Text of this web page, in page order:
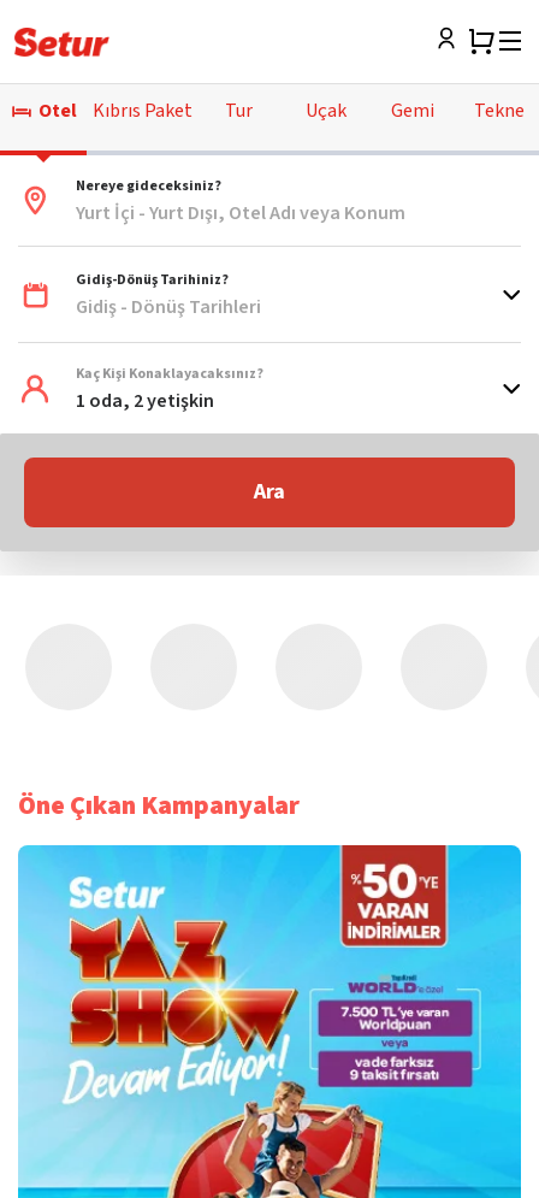
Otel Kıbrıs Paket Tur Uçak Gemi Tekne
Nereye gideceksiniz?
Yurt İçi - Yurt Dışı, Otel Adı veya Konum
Gidiş-Dönüş Tarihiniz?
Gidiş - Dönüş Tarihleri
Kaç Kişi Konaklayacaksınız?
1 oda, 2 yetişkin
Ara
Öne Çıkan Kampanyalar